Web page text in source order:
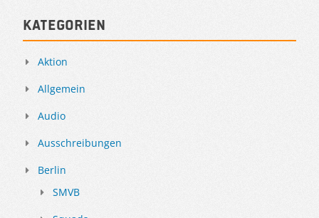
Kategorien
Aktion
Allgemein
Audio
Ausschreibungen
Berlin
SMVB